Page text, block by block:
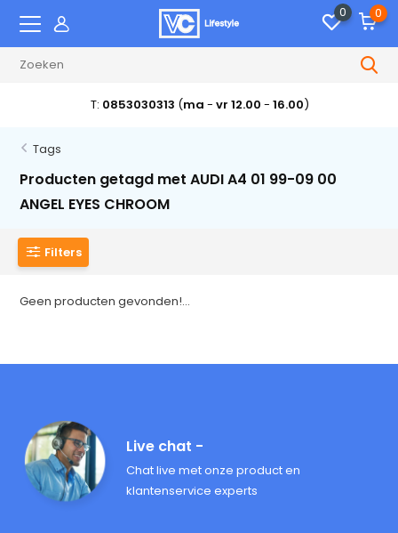
0 0
T: 0853030313 (ma - vr 12.00 - 16.00)
Tags
Producten getagd met AUDI A4 01 99-09 00
ANGEL EYES CHROOM
Filters
Geen producten gevonden!...
Live chat -
Chat live met onze product en
klantenservice experts